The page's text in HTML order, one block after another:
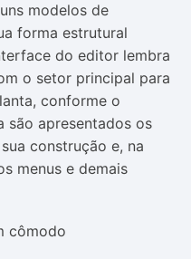
modelos de
forma estrutural
do editor lembra
o setor principal para
conforme o
são apresentados os
construção e, na
menus e demais